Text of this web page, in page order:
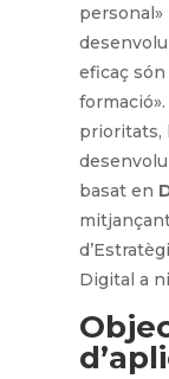
personal»
eficaç són
prioritats,
basat en
Digital a